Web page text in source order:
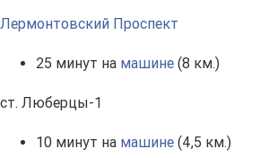
Лермонтовский Проспект
25 минут на машине (8 км.)
ст. Люберцы-1
10 минут на машине (4,5 км.)